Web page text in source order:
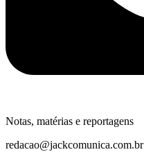
Notas, matérias e reportagens
redacao@jackcomunica.com.br